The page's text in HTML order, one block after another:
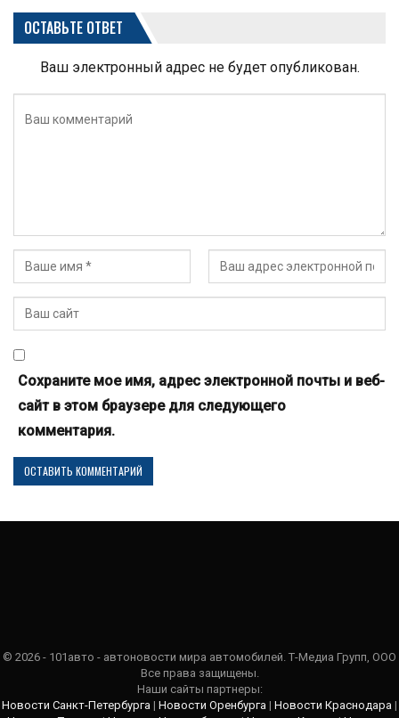
ОСТАВЬТЕ ОТВЕТ
Ваш электронный адрес не будет опубликован.
Сохраните мое имя, адрес электронной почты и веб-
сайт в этом браузере для следующего
комментария.
© 2026 - 101авто - автоновости мира автомобилей. Т-Медиа Групп, ООО
Все права защищены.
Наши сайты партнеры:
Новости Санкт-Петербурга | Новости Оренбурга | Новости Краснодара |